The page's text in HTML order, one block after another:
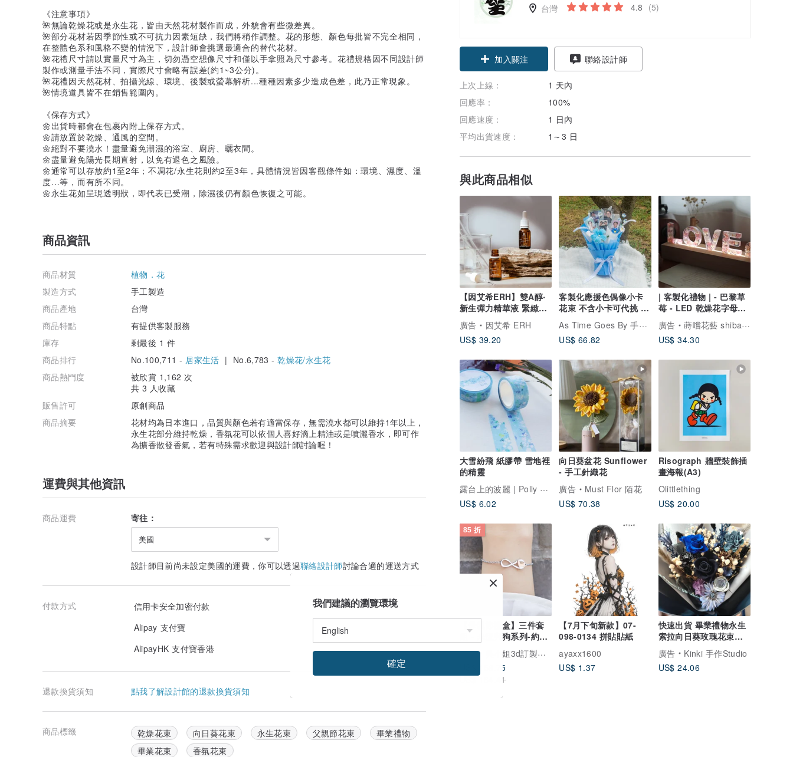
台灣 4.8 (5)
加入關注 聯絡設計師
上次上線：
1 天內
回應率：
100%
回應速度：
1 日內
平均出貨速度：
1～3 日
與此商品相似
【因艾希ERH】雙A醇‧
新生彈力精華液 緊緻撫
紋 零毛孔 淡化細紋
廣告
因艾希 ERH
US$ 39.20
客製化應援色偶像小卡
花束 不含小卡可代挑 追
星必備
As Time Goes By 手作｜時光造所
US$ 66.82
| 客製化禮物 | - 巴黎草
莓 - LED 乾燥花字母夜
燈 (三段式調光)
廣告
蒔嚐花藝 shibashibaflorist
US$ 34.30
大雪紛飛 紙膠帶 雪地裡
的精靈
露台上的波麗 | Polly on the terrace
US$ 6.02
向日葵盆花 Sunflower
- 手工針織花
廣告
Must Flor 陌花
US$ 70.38
Risograph 牆壁裝飾插
畫海報(A3)
Olittlething
US$ 20.00
85 折
【母親節禮盒】三件套
組 - 永恆與狗系列-約客
廣告
吳小姐3d訂製珠寶
US$ 156.75
US$ 184.41
【7月下旬新款】07-
098-0134 拼貼貼紙
ayaxx1600
US$ 1.37
快速出貨 畢業禮物永生
索拉向日葵玫瑰花束生
日企業課程線下取貨m
廣告
Kinki 手作Studio
US$ 24.06
《注意事項》
🌺無論乾燥花或是永生花，皆由天然花材製作而成，外貌會有些微差異。
🌺部分花材若因季節性或不可抗力因素短缺，我們將稍作調整。花的形態、顏色每批皆不完全相同，
在整體色系和風格不變的情況下，設計師會挑選最適合的替代花材。
🌺花禮尺寸請以實量尺寸為主，切勿憑空想像尺寸和僅以手拿照為尺寸參考。花禮規格因不同設計師
製作或測量手法不同，實際尺寸會略有誤差(約1~3公分)。
🌺花禮因天然花材、拍攝光線、環境、後製或螢幕解析...種種因素多少造成色差，此乃正常現象。
🌺情境道具皆不在銷售範圍內。
《保存方式》
🌼出貨時都會在包裹內附上保存方式。
🌼請放置於乾燥、通風的空間。
🌼絕對不要澆水！盡量避免潮濕的浴室、廚房、曬衣間。
🌼盡量避免陽光長期直射，以免有退色之風險。
🌼通常可以存放約1至2年；不凋花/永生花則約2至3年，具體情況皆因客觀條件如：環境、濕度、溫
度…等，而有所不同。
🌼永生花如呈現透明狀，即代表已受潮，除濕後仍有顏色恢復之可能。
商品資訊
商品材質
植物．花
製造方式
手工製造
商品產地
台灣
商品特點
有提供客製服務
庫存
剩最後 1 件
商品排行
No.100,711 - 居家生活 | No.6,783 -乾燥花/永生花
商品熱門度
被欣賞 1,162 次
共 3 人收藏
販售許可
原創商品
商品摘要
花材均為日本進口，品質與顏色若有適當保存，無需澆水都可以維持1年以上，
永生花部分維持乾燥，香氛花可以依個人喜好滴上精油或是噴灑香水，即可作
為擴香散發香氣，若有特殊需求歡迎與設計師討論喔！
運費與其他資訊
商品運費 寄往：
美國
設計師目前尚未設定美國的運費，你可以透過聯絡設計師討論合適的運送方式
付款方式
信用卡安全加密付款
Alipay 支付寶
AlipayHK 支付寶香港
退款換貨須知 點我了解設計館的退款換貨須知
商品標籤 乾燥花束 向日葵花束 永生花束 父親節花束
畢業禮物
畢業花束
香氛花束
我們建議的瀏覽環境
確定